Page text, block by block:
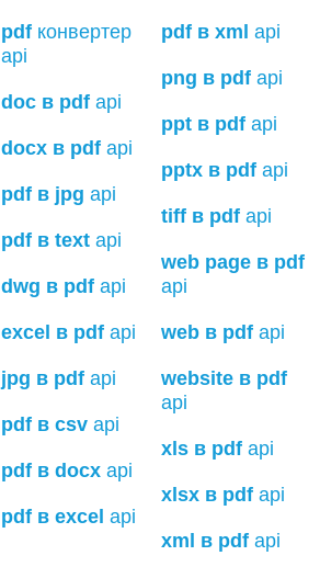
pdfконвертер
api
doc в pdfapi
docx в pdfapi
pdf в jpg api
pdf в textapi
dwg в pdfapi
excel в pdfapi
jpg в pdfapi
pdf в csvapi
pdf в docxapi
pdf в excel api
pdf в xml api
png в pdf api
ppt в pdf api
pptx в pdf api
tiff в pdf api
web page в pdf
api
web в pdf api
website в pdf
api
xls в pdf api
xlsx в pdf api
xml в pdf api